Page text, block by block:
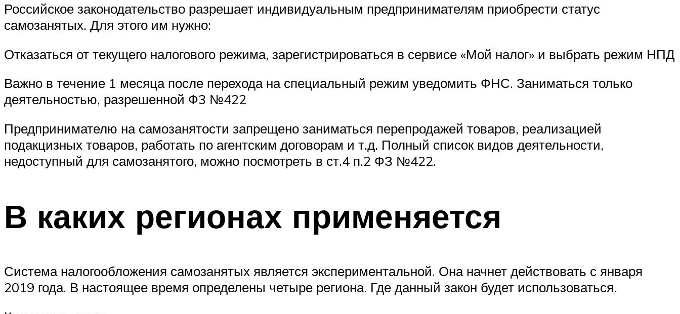
Российское законодательство разрешает индивидуальным предпринимателям приобрести статус
самозанятых. Для этого им нужно:
Отказаться от текущего налогового режима, зарегистрироваться в сервисе «Мой налог» и выбрать режим НПД
Важно в течение 1 месяца после перехода на специальный режим уведомить ФНС. Заниматься только
деятельностью, разрешенной Ф3 №422
Предпринимателю на самозанятости запрещено заниматься перепродажей товаров, реализацией
подакцизных товаров, работать по агентским договорам и т.д. Полный список видов деятельности,
недоступный для самозанятого, можно посмотреть в ст.4 п.2 ФЗ №422.
В каких регионах применяется
Система налогообложения самозанятых является экспериментальной. Она начнет действовать с января
2019 года. В настоящее время определены четыре региона. Где данный закон будет использоваться.